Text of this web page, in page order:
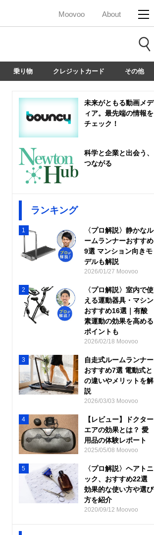
Moovoo About
乗り物 クレジットカード その他
未来がともる動画メデ
ィア。最先端の情報を
チェック！
科学と企業と出会う、
つながる
ランキング
1
〈プロ解説〉静かなル
ームランナーおすすめ
9選 マンション向きモ
デルも解説
2026/01/27 Moovoo
2
〈プロ解説〉室内で使
える運動器具・マシン
おすすめ16選｜有酸
素運動の効果を高める
ポイントも
2026/02/18 Moovoo
3
自走式ルームランナー
おすすめ7選 電動式と
の違いやメリットを解
説
2026/03/03 Moovoo
4
【レビュー】ドクター
エアの効果とは？ 愛
用品の体験レポート
2025/05/08 Moovoo
5
〈プロ解説〉ヘアトニ
ック、おすすめ22選
効果的な使い方や選び
方を紹介
2020/09/12 Moovoo